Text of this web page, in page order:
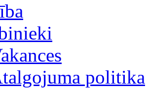
politika